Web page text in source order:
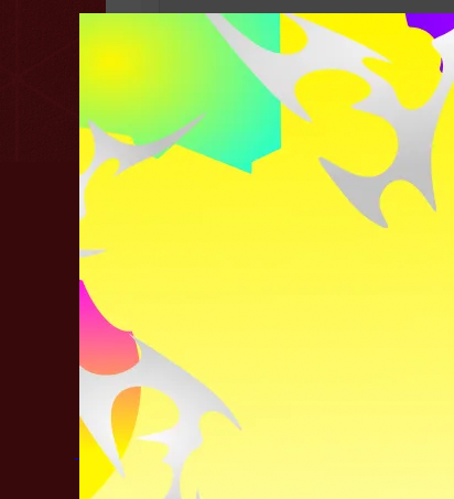
Rainbow Six Siege
Лучше буду в стену смотреть
Поделитесь c миром своим ответом
Комментарии
По дате
Закрепленный комментарий